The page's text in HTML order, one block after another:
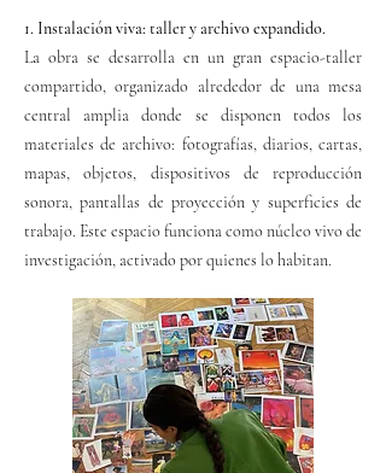
1. Instalación viva: taller y archivo expandido.
La obra se desarrolla en un gran espacio-taller
compartido, organizado alrededor de una mesa
central amplia donde se disponen todos los
materiales de archivo: fotografías, diarios, cartas,
mapas, objetos, dispositivos de reproducción
sonora, pantallas de proyección y superficies de
trabajo. Este espacio funciona como núcleo vivo de
investigación, activado por quienes lo habitan.